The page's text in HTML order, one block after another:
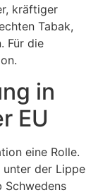
kräftiger
Tabak,
Für die
in
EU
eine Rolle.
unter der Lippe
Schwedens